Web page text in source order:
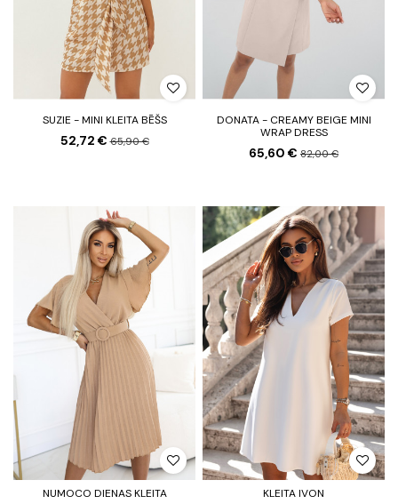
SUZIE - MINI KLEITA BĒŠS
52,72 €65,90 €
DONATA - CREAMY BEIGE MINI
WRAP DRESS
65,60 € 82,00 €
NUMOCO DIENAS KLEITA KLEITA IVON